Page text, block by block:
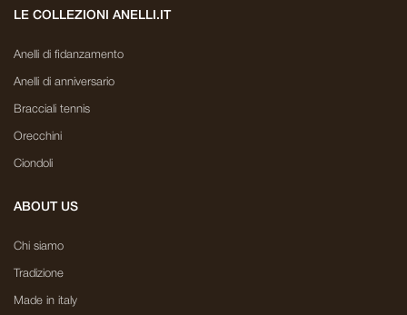
LE COLLEZIONI ANELLI.IT
Anelli di fidanzamento
Anelli di anniversario
Bracciali tennis
Orecchini
Ciondoli
ABOUT US
Chi siamo
Tradizione
Made in italy